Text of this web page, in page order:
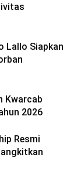
Lallo Siapkan
Kwarcab
2026
Resmi